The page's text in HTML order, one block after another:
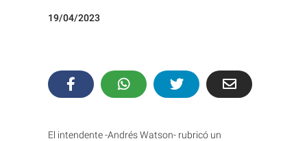
19/04/2023
El intendente -Andrés Watson- rubricó un